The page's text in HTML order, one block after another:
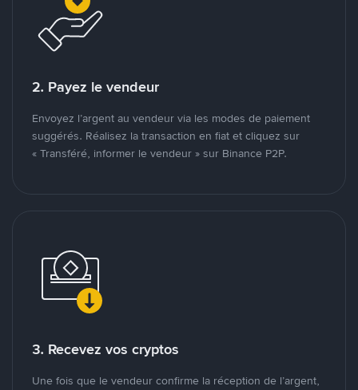
2. Payez le vendeur
Envoyez l’argent au vendeur via les modes de paiement
suggérés. Réalisez la transaction en fiat et cliquez sur
« Transféré, informer le vendeur » sur Binance P2P.
3. Recevez vos cryptos
Une fois que le vendeur confirme la réception de l’argent,